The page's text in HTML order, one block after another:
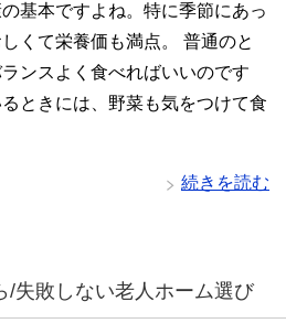
基本ですよね。特に季節にあっ
くて栄養価も満点。 普通のと
ンスよく食べればいいのです
ときには、野菜も気をつけて食
続きを読む
/失敗しない老人ホーム選び